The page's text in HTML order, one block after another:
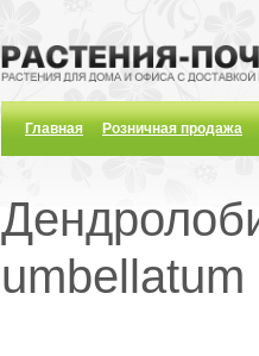
Главная Розничная продажа
umbellatum